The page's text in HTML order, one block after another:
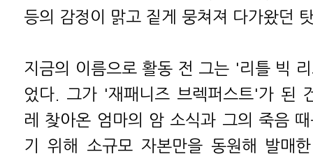
등의 감정이 맑고 짙게 뭉쳐져 다가왔던
지금의 이름으로 활동 전 그는 '리틀 빅
었다. 그가 '재패니즈 브렉퍼스트'가 된
레 찾아온 엄마의 암 소식과 그의 죽음
기 위해 소규모 자본만을 동원해 발매